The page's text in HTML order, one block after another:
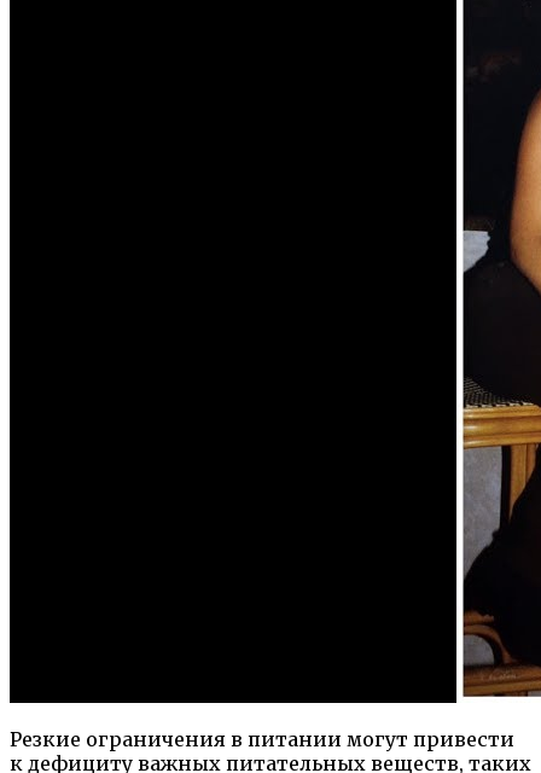
Резкие ограничения в питании могут привести
к дефициту важных питательных веществ, таких